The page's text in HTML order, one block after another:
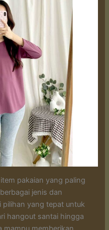
pakaian yang paling
jenis dan
pilihan yang tepat untuk
hangout santai hingga